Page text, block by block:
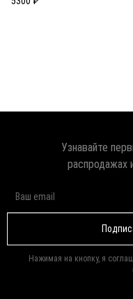
Узнавайте
распродажах
Нажимая на кнопку, я